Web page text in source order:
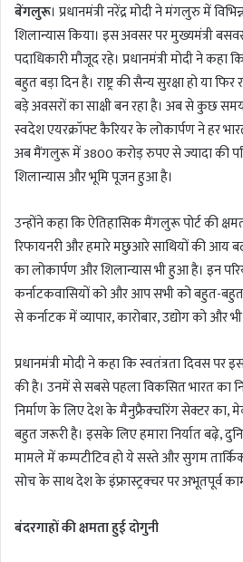
a
n
e
m
a
i
l
बेंगलुरू। प्रधानमंत्री नरेंद्र मोदी ने मंगलुरु में
शिलान्यास किया। इस अवसर पर मुख्यमंत्री
पदाधिकारी मौजूद रहे। प्रधानमंत्री मोदी ने
बहुत बड़ा दिन है। राष्ट्र की सैन्य सुरक्षा हो या
बड़े अवसरों का साक्षी बन रहा है। अब से कुछ
स्वदेश एयरक्रॉफ्ट कैरियर के लोकार्पण ने हर
अब मैंगलुरू में 3800 करोड़ रुपए से ज्यादा की
शिलान्यास और भूमि पूजन हुआ है।
उन्होंने कहा कि ऐतिहासिक मैंगलुरू पोर्ट की
रिफायनरी और हमारे मछुआरे साथियों की आय
का लोकार्पण और शिलान्यास भी हुआ है। इन
कर्नाटकवासियों को और आप सभी को बहुत-
से कर्नाटक में व्यापार, कारोबार, उद्योग को और
प्रधानमंत्री मोदी ने कहा कि स्वतंत्रता दिवस पर
की है। उनमें से सबसे पहला विकसित भारत का
निर्माण के लिए देश के मैनुफ्रैक्चरिंग सेक्टर का,
बहुत जरूरी है। इसके लिए हमारा निर्यात बढ़े,
मामले में कम्पटीटिव हो ये सस्ते और सुगम
सोच के साथ देश के इंफ्रास्ट्रक्चर पर अभूतपूर्व
बंदरगाहों की क्षमता हुई दोगुनी